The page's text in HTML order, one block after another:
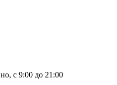
с 9:00 до 21:00